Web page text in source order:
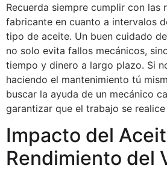
Recuerda siempre cumplir con las
fabricante en cuanto a intervalos
tipo de aceite. Un buen cuidado
no solo evita fallos mecánicos,
tiempo y dinero a largo plazo. Si
haciendo el mantenimiento tú
buscar la ayuda de un mecánico
garantizar que el trabajo se
Impacto del
Rendimiento del